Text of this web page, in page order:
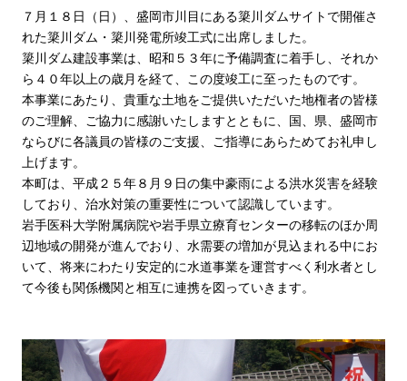
７月１８日（日）、盛岡市川目にある簗川ダムサイトで開催さ
れた簗川ダム・簗川発電所竣工式に出席しました。
簗川ダム建設事業は、昭和５３年に予備調査に着手し、それか
ら４０年以上の歳月を経て、この度竣工に至ったものです。
本事業にあたり、貴重な土地をご提供いただいた地権者の皆様
のご理解、ご協力に感謝いたしますとともに、国、県、盛岡市
ならびに各議員の皆様のご支援、ご指導にあらためてお礼申し
上げます。
本町は、平成２５年８月９日の集中豪雨による洪水災害を経験
しており、治水対策の重要性について認識しています。
岩手医科大学附属病院や岩手県立療育センターの移転のほか周
辺地域の開発が進んでおり、水需要の増加が見込まれる中にお
いて、将来にわたり安定的に水道事業を運営すべく利水者とし
て今後も関係機関と相互に連携を図っていきます。